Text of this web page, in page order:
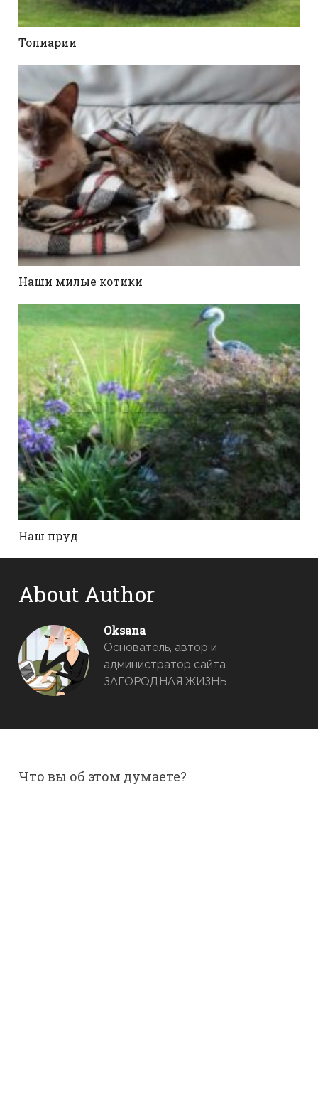
Топиарии
Наши милые котики
Наш пруд
About Author
Oksana
Основатель, автор и
администратор сайта
ЗАГОРОДНАЯ ЖИЗНЬ
Что вы об этом думаете?